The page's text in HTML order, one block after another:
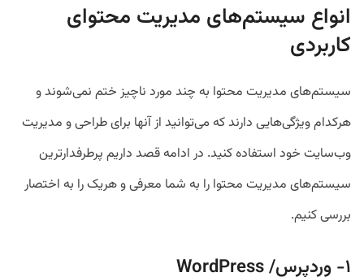
انواع سیستم‌های مدیریت محتوای
کاربردی
سیستم‌های مدیریت محتوا به چند مورد ناچیز ختم نمی‌شوند و
هرکدام ویژگی‌هایی دارند که می‌توانید از آنها برای طراحی و مدیریت
وب‌سایت خود استفاده کنید. در ادامه قصد داریم پرطرفدارترین
سیستم‌های مدیریت محتوا را به شما معرفی و هریک را به اختصار
بررسی کنیم.
۱- وردپرس/ WordPress